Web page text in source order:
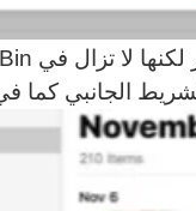
الجانبي كما